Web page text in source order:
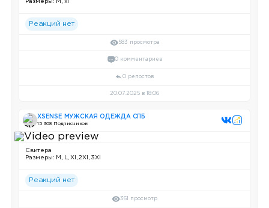
Размеры: М, xl
Реакций нет
583 просмотра
0 комментариев
0 репостов
20.07.2025 в 18:06
XSENSE МУЖСКАЯ ОДЕЖДА СПБ
15 308 Подписчиков
Свитера
Размеры: M, L, Xl, 2Xl, 3Xl
Реакций нет
361 просмотр